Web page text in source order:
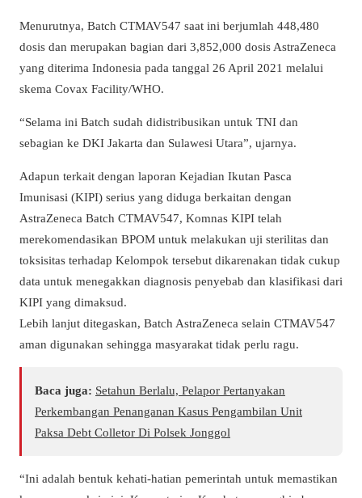
Menurutnya, Batch CTMAV547 saat ini berjumlah 448,480
dosis dan merupakan bagian dari 3,852,000 dosis AstraZeneca
yang diterima Indonesia pada tanggal 26 April 2021 melalui
skema Covax Facility/WHO.
“Selama ini Batch sudah didistribusikan untuk TNI dan
sebagian ke DKI Jakarta dan Sulawesi Utara”, ujarnya.
Adapun terkait dengan laporan Kejadian Ikutan Pasca
Imunisasi (KIPI) serius yang diduga berkaitan dengan
AstraZeneca Batch CTMAV547, Komnas KIPI telah
merekomendasikan BPOM untuk melakukan uji sterilitas dan
toksisitas terhadap Kelompok tersebut dikarenakan tidak cukup
data untuk menegakkan diagnosis penyebab dan klasifikasi dari
KIPI yang dimaksud.
Lebih lanjut ditegaskan, Batch AstraZeneca selain CTMAV547
aman digunakan sehingga masyarakat tidak perlu ragu.
Baca juga: Setahun Berlalu, Pelapor Pertanyakan
Perkembangan Penanganan Kasus Pengambilan Unit
Paksa Debt Colletor Di Polsek Jonggol
“Ini adalah bentuk kehati-hatian pemerintah untuk memastikan